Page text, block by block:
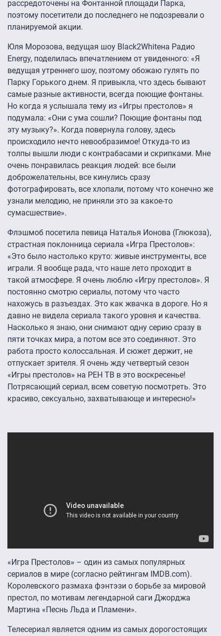
рассредоточены на Фонтанной площади Парка,
поэтому посетители до последнего не подозревали о
планируемой акции.
Юля Морозова, ведущая шоу Black2Whiteна Радио
Energy, поделилась впечатлением от увиденного: «Я
ведущая утреннего шоу, поэтому обожаю гулять по
Парку Горького днем. Я привыкла, что здесь бывают
самые разные активности, всегда поющие фонтаны.
Но когда я услышала тему из «Игры престолов» я
подумала: «Они с ума сошли? Поющие фонтаны под
эту музыку?». Когда повернула голову, здесь
происходило нечто невообразимое! Откуда-то из
толпы вышли люди с контрабасами и скрипками. Мне
очень понравилась реакция людей: все были
доброжелательны, все кинулись сразу
фотографировать, все хлопали, потому что конечно же
узнали мелодию, не приняли это за какое-то
сумасшествие».
Флэшмоб посетила певица Наталья Ионова (Глюкоза),
страстная поклонница сериала «Игра Престолов»:
«Это было настолько круто: живые инструменты, все
играли. Я вообще рада, что наше лето проходит в
такой атмосфере. Я очень люблю «Игру престолов». Я
постоянно смотрю сериалы, потому что часто
нахожусь в разъездах. Это как жвачка в дороге. Но я
давно не видела сериала такого уровня и качества.
Насколько я знаю, они снимают одну серию сразу в
пяти точках мира, а потом все это соединяют. Это
работа просто колоссальная. И сюжет держит, не
отпускает зрителя. Я очень жду четвертый сезон
«Игры престолов» на РЕН ТВ в это воскресенье!
Потрясающий сериал, всем советую посмотреть. Это
красиво, сексуально, захватывающе и интересно!»
«Игра Престолов» – один из самых популярных
сериалов в мире (согласно рейтингам IMDB.com).
Королевского размаха фэнтэзи о борьбе за мировой
престол, по мотивам легендарной саги Джорджа
Мартина «Песнь Льда и Пламени».
Телесериал является одним из самых дорогостоящих